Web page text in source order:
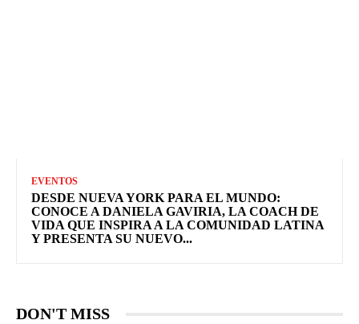
EVENTOS
DESDE NUEVA YORK PARA EL MUNDO:
CONOCE A DANIELA GAVIRIA, LA COACH DE
VIDA QUE INSPIRA A LA COMUNIDAD LATINA
Y PRESENTA SU NUEVO...
DON'T MISS